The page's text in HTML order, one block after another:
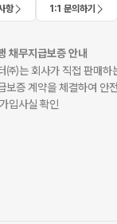
항 1:1 문의하기
채무지급보증 안내
㈜는 회사가 직접 판매하
보증 계약을 체결하여 안
입사실 확인